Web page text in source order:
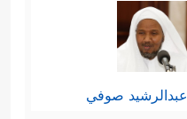
عبدالرشيد صوفي